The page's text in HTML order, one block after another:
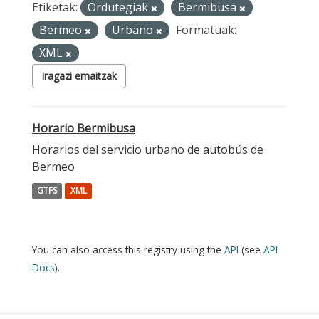
Etiketak: Ordutegiak
Bermibusa
Bermeo
Urbano
Formatuak:
XML
Iragazi emaitzak
Horario Bermibusa
Horarios del servicio urbano de autobús de
Bermeo
GTFS XML
You can also access this registry using the API (see API
Docs).